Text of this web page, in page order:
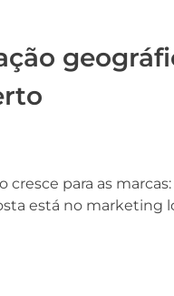
para as
está no marketing